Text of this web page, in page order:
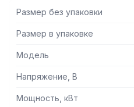
Размер без упаковки
Размер в упаковке
Модель
Напряжение, В
Мощность, кВт